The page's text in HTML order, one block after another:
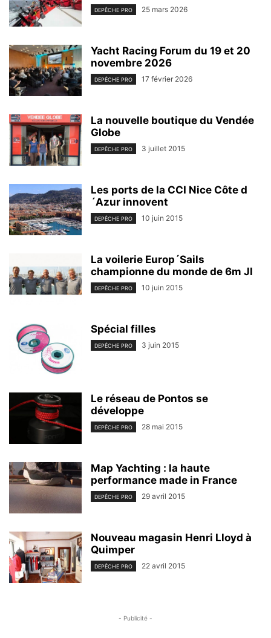
DEPÊCHE PRO 25 mars 2026
Yacht Racing Forum du 19 et 20
novembre 2026
DEPÊCHE PRO 17 février 2026
La nouvelle boutique du Vendée
Globe
DEPÊCHE PRO 3 juillet 2015
Les ports de la CCI Nice Côte d
´Azur innovent
DEPÊCHE PRO 10 juin 2015
La voilerie Europ´Sails
championne du monde de 6m JI
DEPÊCHE PRO 10 juin 2015
Spécial filles
DEPÊCHE PRO 3 juin 2015
Le réseau de Pontos se
développe
DEPÊCHE PRO 28 mai 2015
Map Yachting : la haute
performance made in France
DEPÊCHE PRO 29 avril 2015
Nouveau magasin Henri Lloyd à
Quimper
DEPÊCHE PRO 22 avril 2015
- Publicité -